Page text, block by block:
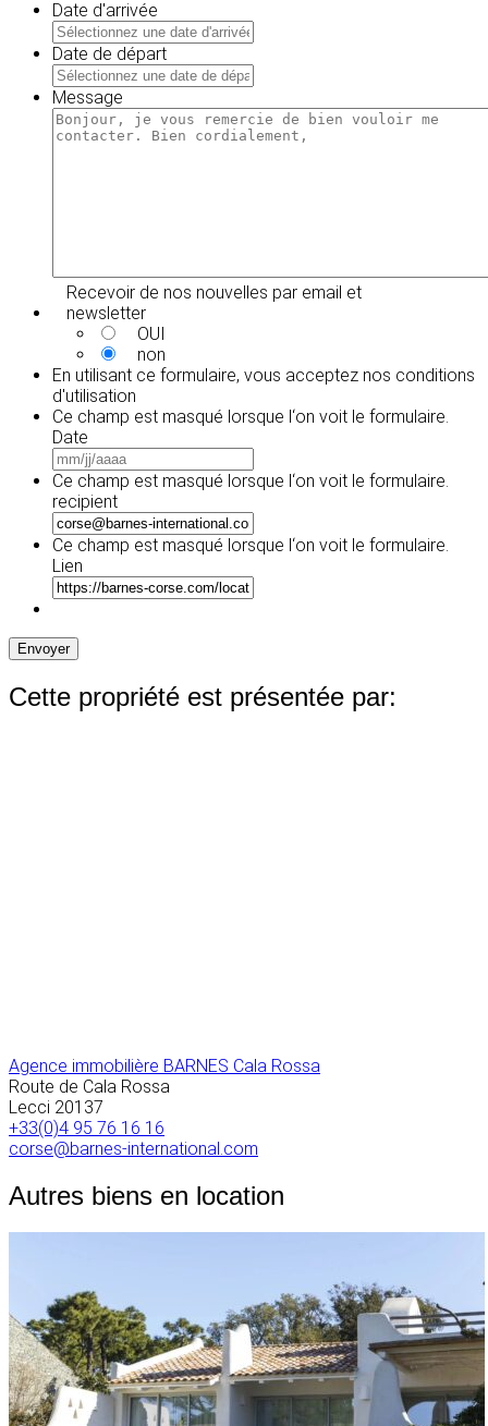
Date d'arrivée
JJ
slash
AAAA
Date de départ
JJ
slash
Message
Recevoir de nos nouvelles par email et
newsletter
OUI
non
En utilisant ce formulaire, vous acceptez nos conditions
d'utilisation
Ce champ est masqué lorsque l‘on voit le formulaire.
Date
slash
slash
AAAA
Ce champ est masqué lorsque l‘on voit le formulaire.
recipient
Ce champ est masqué lorsque l‘on voit le formulaire.
Lien
Envoyer
Cette propriété est présentée par:
Agence immobilière BARNES Cala Rossa
Route de Cala Rossa
Lecci 20137
+33(0)4 95 76 16 16
corse@barnes-international.com
Autres biens en location